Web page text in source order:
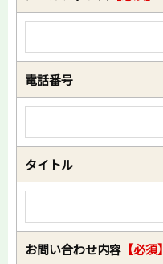
電話番号
タイトル
お問い合わせ内容 【必須】